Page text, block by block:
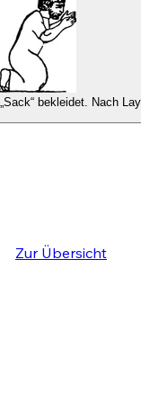
bekleidet. Nach
Zur Übersicht